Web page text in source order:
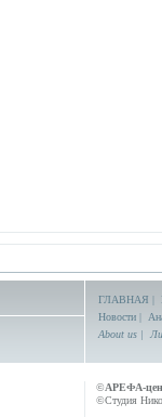
ГЛАВНАЯ |
Новости |
About us |
©АРЕФА-
©Студия